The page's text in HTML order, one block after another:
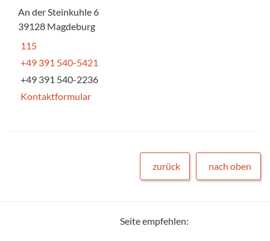
An der Steinkuhle 6
39128 Magdeburg
115
+49 391 540-5421
+49 391 540-2236
Kontaktformular
zurück nach oben
Seite empfehlen: